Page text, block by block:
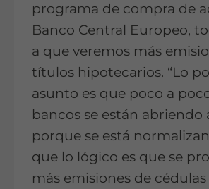
programa de compra de
Banco Central Europeo,
a que veremos más
títulos hipotecarios. “Lo
asunto es que poco a
bancos se están abriendo
porque se está
que lo lógico es que se
más emisiones de